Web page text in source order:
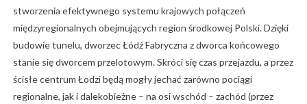
stworzenia efektywnego systemu krajowych połączeń
międzyregionalnych obejmujących region środkowej Polski. Dzięki
budowie tunelu, dworzec Łódź Fabryczna z dworca końcowego
stanie się dworcem przelotowym. Skróci się czas przejazdu, a przez
ścisłe centrum Łodzi będą mogły jechać zarówno pociągi
regionalne, jak i dalekobieżne – na osi wschód – zachód (przez